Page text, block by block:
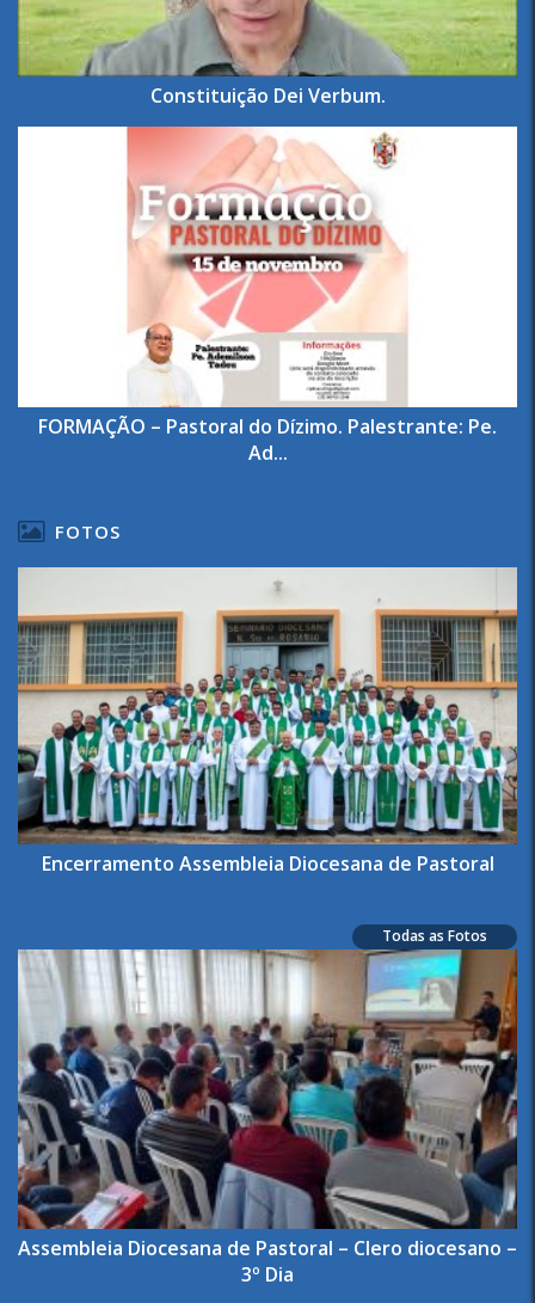
Constituição Dei Verbum.
FORMAÇÃO – Pastoral do Dízimo. Palestrante: Pe.
Ad...
FOTOS
Encerramento Assembleia Diocesana de Pastoral
Todas as Fotos
Assembleia Diocesana de Pastoral – Clero diocesano –
3º Dia